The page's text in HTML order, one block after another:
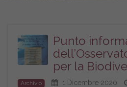
Punto
per la
Archivio 1 Dicembre 2020